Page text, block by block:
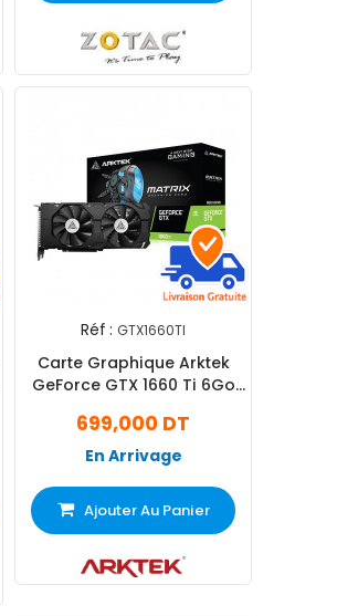
Réf : GTX1660TI
Carte Graphique Arktek
GeForce GTX 1660 Ti 6Go
699,000 DT
En Arrivage
Ajouter Au Panier